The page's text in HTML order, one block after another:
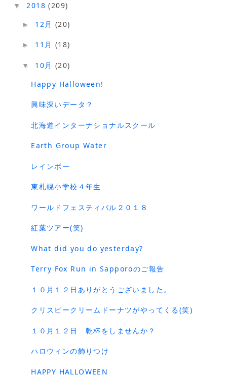
▼2018(209)
► 12月 (20)
► 11月 (18)
▼ 10月 (20)
Happy Halloween!
興味深いデータ？
北海道インターナショナルスクール
Earth Group Water
レインボー
東札幌小学校４年生
ワールドフェスティバル２０１８
紅葉ツアー(笑)
What did you do yesterday?
Terry Fox Run in Sapporoのご報告
１０月１２日ありがとうございました。
クリスピークリームドーナツがやってくる(笑)
１０月１２日 乾杯をしませんか？
ハロウィンの飾りつけ
HAPPY HALLOWEEN